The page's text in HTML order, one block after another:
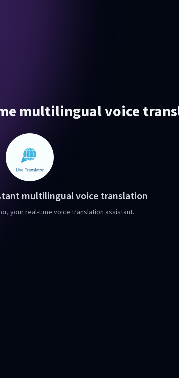
multilingual voice
multilingual voice translation
your real-time voice translation assistant.